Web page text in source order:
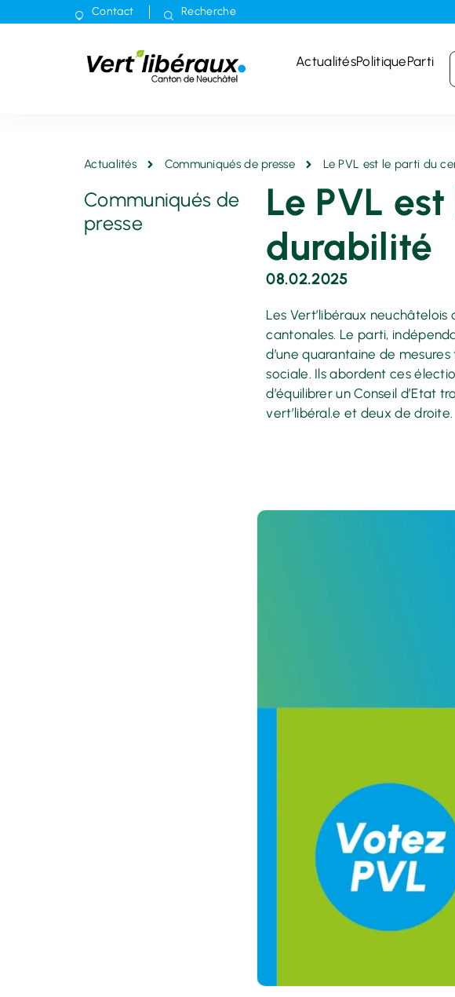
Contact Recherche
ActualitésPolitiqueParti
Actualités Communiqués de presse Le PVL est le parti du
Communiqués de
presse
Le PVL
durabilité
08.02.2025
Les Vert’libéraux
cantonales. Le parti,
d’une quarantaine de
sociale. Ils abordent ces
d’équilibrer un Conseil d’Etat
vert’libéral.e et deux de droite.